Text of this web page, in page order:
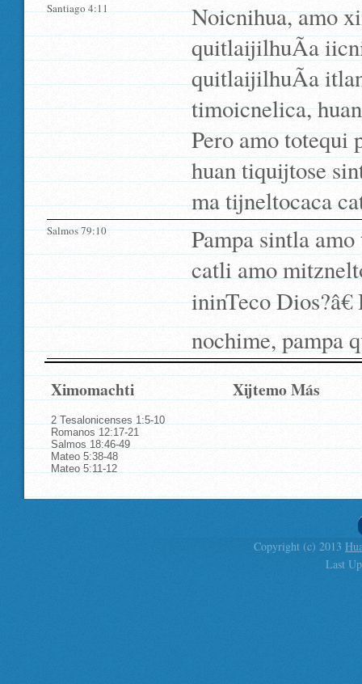
Santiago 4:11
Noicnihua, amo
quitlaijilhuÃ­a
quitlaijilhuÃ­a
timoicnelica,
Pero amo totequi
huan tiquijtose
ma tijneltocaca
Salmos 79:10
Pampa sintla
catli amo
ininTeco
nochime, pampa
Ximomachti Xijtemo Más
2 Tesalonicenses 1:5-10
Romanos 12:17-21
Salmos 18:46-49
Mateo 5:38-48
Mateo 5:11-12
Copyright (c) 2013
Last